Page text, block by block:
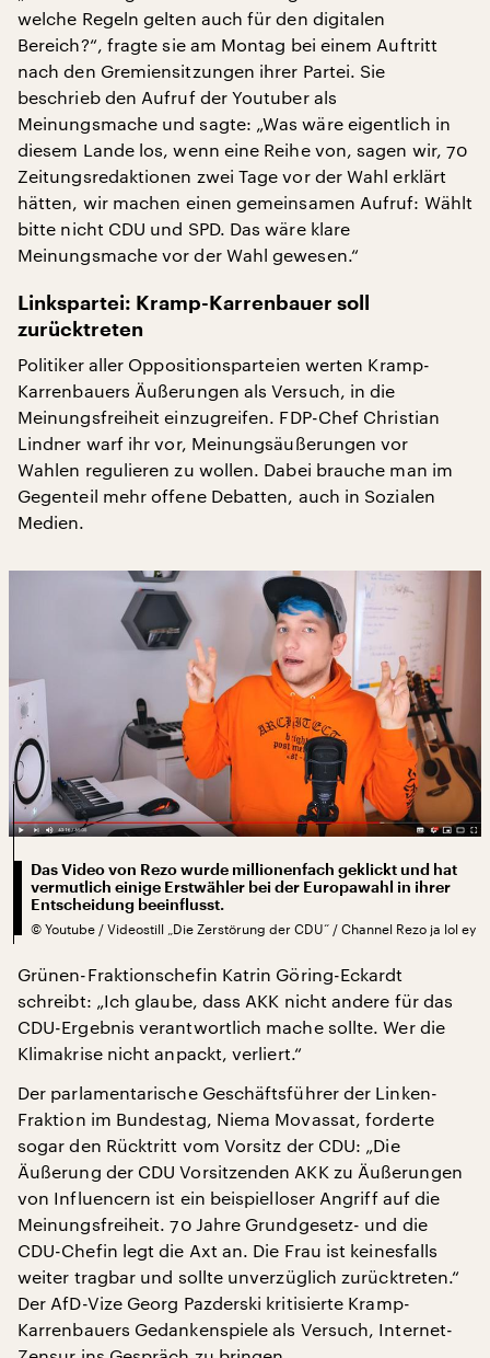
welche Regeln gelten auch für den digitalen
Bereich?“, fragte sie am Montag bei einem Auftritt
nach den Gremiensitzungen ihrer Partei. Sie
beschrieb den Aufruf der Youtuber als
Meinungsmache und sagte: „Was wäre eigentlich in
diesem Lande los, wenn eine Reihe von, sagen wir, 70
Zeitungsredaktionen zwei Tage vor der Wahl erklärt
hätten, wir machen einen gemeinsamen Aufruf: Wählt
bitte nicht CDU und SPD. Das wäre klare
Meinungsmache vor der Wahl gewesen.“
Linkspartei: Kramp-Karrenbauer soll
zurücktreten
Politiker aller Oppositionsparteien werten Kramp-
Karrenbauers Äußerungen als Versuch, in die
Meinungsfreiheit einzugreifen. FDP-Chef Christian
Lindner warf ihr vor, Meinungsäußerungen vor
Wahlen regulieren zu wollen. Dabei brauche man im
Gegenteil mehr offene Debatten, auch in Sozialen
Medien.
Das Video von Rezo wurde millionenfach geklickt und hat
vermutlich einige Erstwähler bei der Europawahl in ihrer
Entscheidung beeinflusst.
© Youtube / Videostill „Die Zerstörung der CDU“ / Channel Rezo ja lol ey
Grünen-Fraktionschefin Katrin Göring-Eckardt
schreibt: „Ich glaube, dass AKK nicht andere für das
CDU-Ergebnis verantwortlich mache sollte. Wer die
Klimakrise nicht anpackt, verliert.“
Der parlamentarische Geschäftsführer der Linken-
Fraktion im Bundestag, Niema Movassat, forderte
sogar den Rücktritt vom Vorsitz der CDU: „Die
Äußerung der CDU Vorsitzenden AKK zu Äußerungen
von Influencern ist ein beispielloser Angriff auf die
Meinungsfreiheit. 70 Jahre Grundgesetz- und die
CDU-Chefin legt die Axt an. Die Frau ist keinesfalls
weiter tragbar und sollte unverzüglich zurücktreten.“
Der AfD-Vize Georg Pazderski kritisierte Kramp-
Karrenbauers Gedankenspiele als Versuch, Internet-